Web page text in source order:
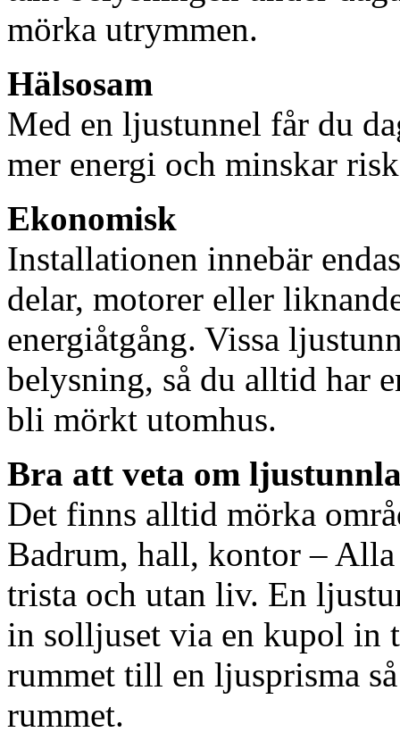
mörka utrymmen.
Hälsosam
Med en ljustunnel får du
mer energi och minskar
Ekonomisk
Installationen innebär
delar, motorer eller
energiåtgång. Vissa
belysning, så du alltid har
bli mörkt utomhus.
Bra att veta om
Det finns alltid mörka
Badrum, hall, kontor – Alla
trista och utan liv. En
in solljuset via en kupol in
rummet till en ljusprisma
rummet.